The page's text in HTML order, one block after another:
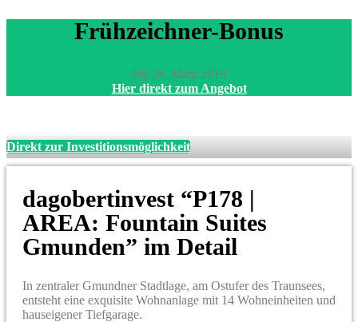
Frühzeichner-Bonus
Bis 28. März 2019
Hier direkt zum Angebot
Direkt zur Investitionsmöglichkeit
dagobertinvest “P178 |
AREA: Fountain Suites
Gmunden” im Detail
In zentraler Gmundner Stadtlage, am Ostufer des Traunsees,
entsteht eine exquisite Wohnanlage mit 14 Wohneinheiten und
hauseigener Tiefgarage.